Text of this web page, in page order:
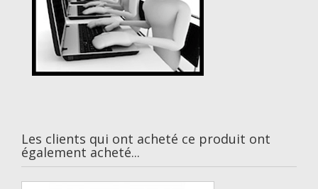
Les clients qui ont acheté ce produit ont
également acheté...